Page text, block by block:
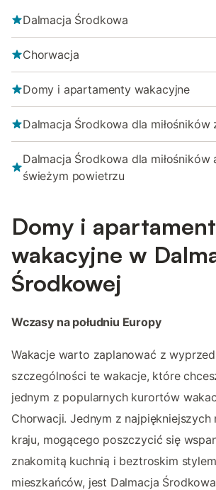
Dalmacja Środkowa
Chorwacja
Domy i apartamenty wakacyjne
Dalmacja Środkowa dla
Dalmacja Środkowa dla miłośników
świeżym powietrzu
Domy i
wakacyjne w
Środkowej
Wczasy na południu Europy
Wakacje warto zaplanować z
szczególności te wakacje, które
jednym z popularnych kurortów
Chorwacji. Jednym z
kraju, mogącego poszczycić się
znakomitą kuchnią i beztroskim
mieszkańców, jest Dalmacja